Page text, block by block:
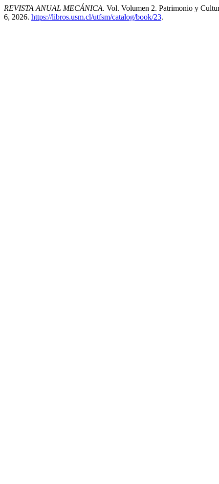
REVISTA ANUAL MECÁNICA. Vol. Volumen 2. Patrimonio y
6, 2026. https://libros.usm.cl/utfsm/catalog/book/23.